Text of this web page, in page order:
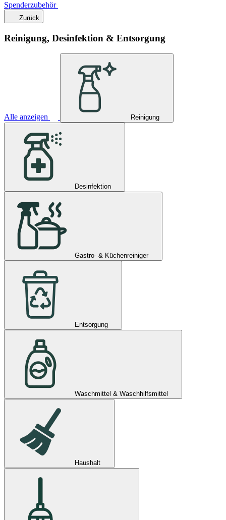
Spenderzubehör
Zurück
Reinigung, Desinfektion & Entsorgung
Alle anzeigen Reinigung
Desinfektion
Gastro- & Küchenreiniger
Entsorgung
Waschmittel & Waschhilfsmittel
Haushalt